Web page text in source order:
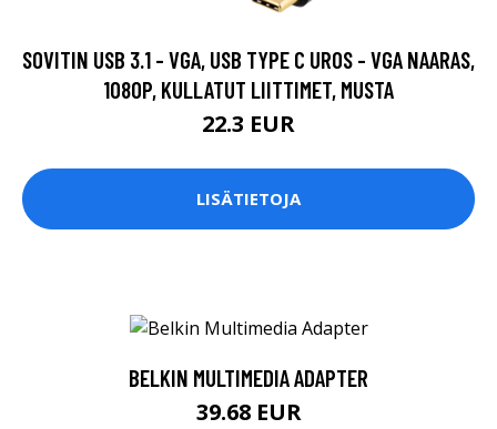
SOVITIN USB 3.1 - VGA, USB TYPE C UROS - VGA NAARAS,
1080P, KULLATUT LIITTIMET, MUSTA
22.3 EUR
LISÄTIETOJA
BELKIN MULTIMEDIA ADAPTER
39.68 EUR